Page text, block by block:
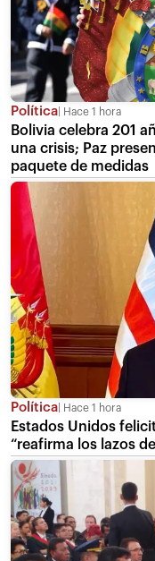
Política Hace 1 hora
Bolivia celebra 201
una crisis; Paz
paquete de medidas
Política Hace 1 hora
Estados Unidos
“reafirma los lazos